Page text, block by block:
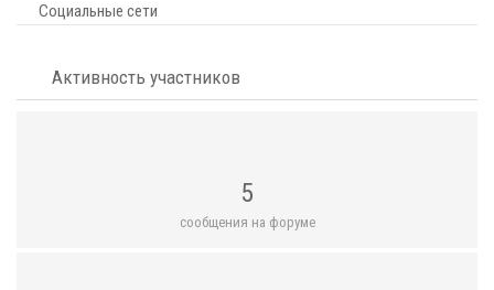
Социальные сети
Активность участников
5
сообщения на форуме